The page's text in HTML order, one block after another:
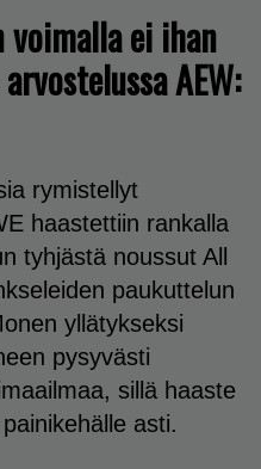
ei ihan
AEW:
rymistellyt
haastettiin rankalla
tyhjästä noussut All
paukuttelun
yllätykseksi
pysyvästi
sillä haaste
asti.